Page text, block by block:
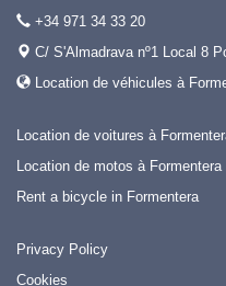
+34 971 34 33 20
C/ S'Almadrava nº1 Local 8
Location de véhicules à
Location de voitures à
Location de motos à Formentera
Rent a bicycle in Formentera
Privacy Policy
Cookies